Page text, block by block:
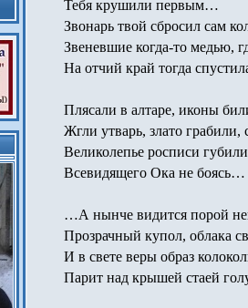
Тебя крушили первым…
Звонарь твой сбросил сам
Звеневшие когда-то медью,
На отчий край тогда
Плясали в алтаре, иконы
Жгли утварь, злато грабили,
Великолепье росписи
Всевидящего Ока не боясь…
…А нынче видится порой
Прозрачный купол, облака
И в свете веры образ
Парит над крышей стаей